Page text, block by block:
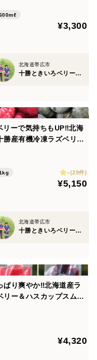
落ちることなく、生
しさをお楽しみいただ
パンケーキやヨーグ
ですよ。
、お召し上がりくださ
¥3,300
北海道帯広市
十勝ときいろベリーファーム
リーで気持ちもUP‼北海
勝産有機冷凍ラズベリー
-(29件)
¥5,150
北海道帯広市
十勝ときいろベリーファーム
ぱり爽やか‼北海道産ラ
リー＆ハスカップスムー
¥4,320